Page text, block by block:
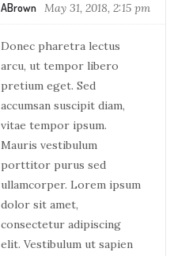
ABrown May 31, 2018, 2:15 pm
Donec pharetra lectus
arcu, ut tempor libero
pretium eget. Sed
accumsan suscipit diam,
vitae tempor ipsum.
Mauris vestibulum
porttitor purus sed
ullamcorper. Lorem ipsum
dolor sit amet,
consectetur adipiscing
elit. Vestibulum ut sapien